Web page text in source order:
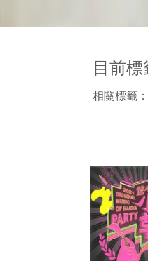
目前
相關標籤：